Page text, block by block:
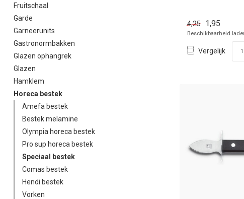
Fruitschaal
Garde
Garneerunits
Gastronormbakken
Glazen ophangrek
Glazen
Hamklem
Horeca bestek
Amefa bestek
Bestek melamine
Olympia horeca bestek
Pro sup horeca bestek
Speciaal bestek
Comas bestek
Hendi bestek
Vorken
4,25 1,95
Beschikbaarheid
Vergelijk